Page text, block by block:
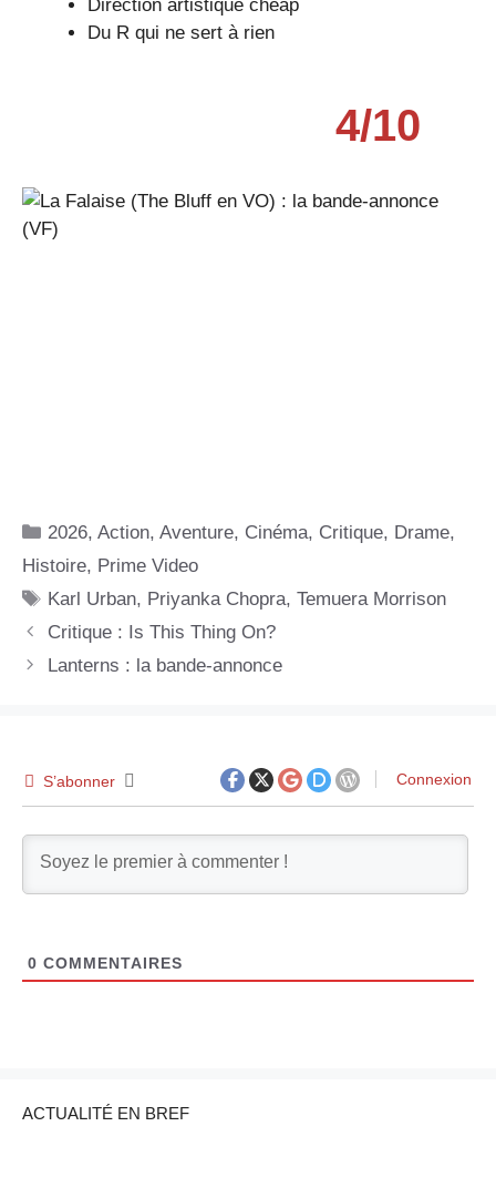
Direction artistique cheap
Du R qui ne sert à rien
4/10
Catégories
2026,Action,Aventure, Cinéma, Critique, Drame,
Histoire, Prime Video
Étiquettes
Karl Urban, Priyanka Chopra,Temuera Morrison
Critique : Is This Thing On?
Lanterns : la bande-annonce
S’abonner Connexion
0 COMMENTAIRES
ACTUALITÉ EN BREF